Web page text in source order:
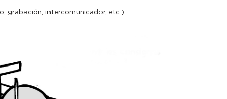
grabación, intercomunicador, etc.)